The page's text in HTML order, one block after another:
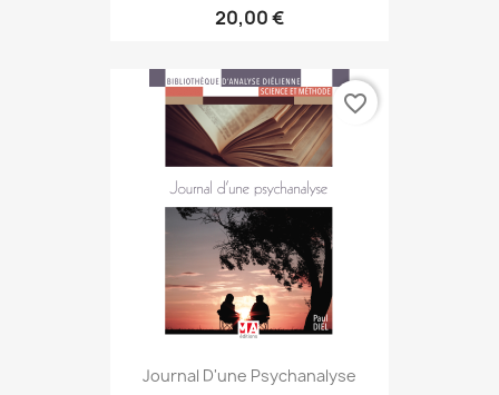
20,00 €
Journal D'une Psychanalyse
favorite_border